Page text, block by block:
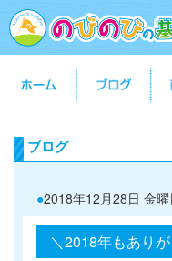
ブログ
●2018年12月28日 金曜
＼2018年もあり